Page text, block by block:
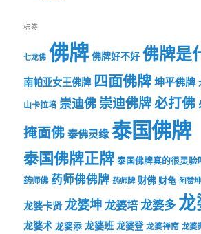
标签
七龙佛 佛牌 佛牌好不好 佛牌是
南帕亚女王佛牌 四面佛牌坤平佛牌
山卡拉培 崇迪佛崇迪佛牌必打佛
掩面佛泰佛灵缘泰国佛牌
泰国佛牌正牌 泰国佛牌真的很灵验
药师佛 药师佛佛牌 药师牌 财佛 财龟 阿赞
龙婆卡贤 龙婆坤龙婆培龙婆多
龙婆术 龙婆添 龙婆班 龙婆登 龙婆禅南 龙婆